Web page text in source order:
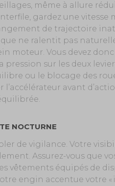
même à allure
gardez une
de trajectoire
ne ralentit pas
moteur. Vous devez
pression sur les deux
ou le blocage des
l’accélérateur avant
NOCTURNE
de vigilance. Votre
Assurez-vous que
vêtements équipés de
engin accentue votre